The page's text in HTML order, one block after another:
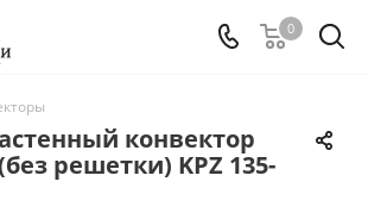
0
конвектор
решетки) KPZ 135-